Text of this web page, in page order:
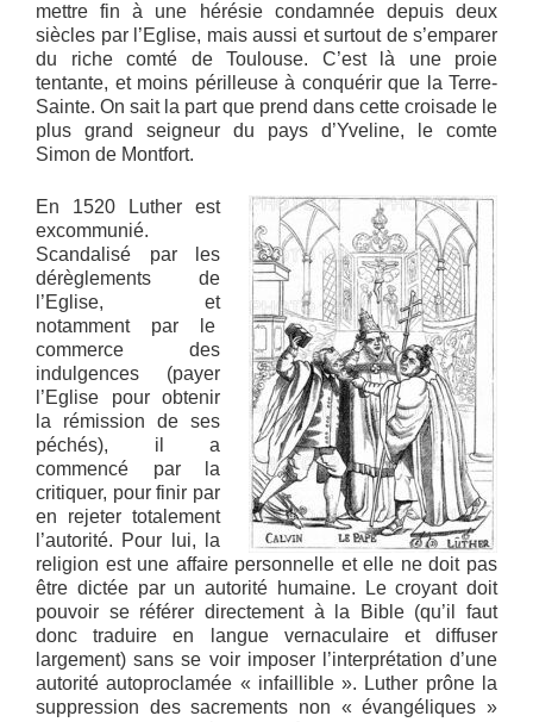
mettre fin à une hérésie condamnée depuis deux
siècles par l’Eglise, mais aussi et surtout de s’emparer
du riche comté de Toulouse. C’est là une proie
tentante, et moins périlleuse à conquérir que la Terre-
Sainte. On sait la part que prend dans cette croisade le
plus grand seigneur du pays d’Yveline, le comte
Simon de Montfort.
En 1520 Luther est
excommunié.
Scandalisé par les
dérèglements de
l’Eglise, et
notamment par le
commerce des
indulgences (payer
l’Eglise pour obtenir
la rémission de ses
péchés), il a
commencé par la
critiquer, pour finir par
en rejeter totalement
l’autorité. Pour lui, la
religion est une affaire personnelle et elle ne doit pas
être dictée par un autorité humaine. Le croyant doit
pouvoir se référer directement à la Bible (qu’il faut
donc traduire en langue vernaculaire et diffuser
largement) sans se voir imposer l’interprétation d’une
autorité autoproclamée « infaillible ». Luther prône la
suppression des sacrements non « évangéliques »